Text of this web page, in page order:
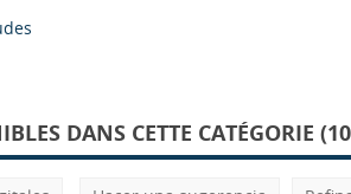
DANS CETTE CATÉGORIE